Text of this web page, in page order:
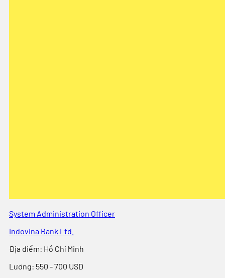
System Administration Officer
Indovina Bank Ltd.
Địa điểm: Hồ Chí Minh
Lương: 550 - 700 USD